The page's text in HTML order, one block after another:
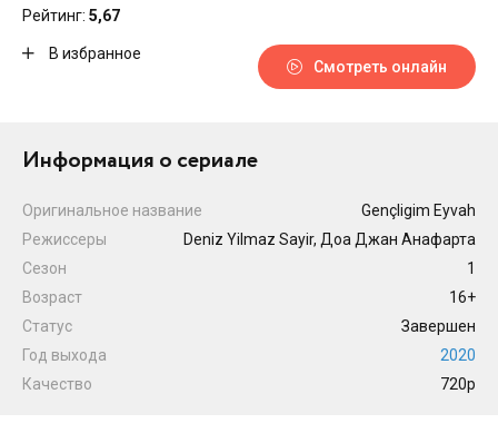
Рейтинг: 5,67
В избранное
Смотреть онлайн
Информация о сериале
Оригинальное название
Gençligim Eyvah
Режиссеры
Deniz Yilmaz Sayir, Доа Джан Анафарта
Сезон
1
Возраст
16+
Статус
Завершен
Год выхода
2020
Качество
720p